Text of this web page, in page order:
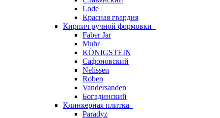
Lode
Красная гвардия
Кирпич ручной формовки
Faber Jar
Muhr
KÖNIGSTEIN
Сафоновский
Nelissen
Roben
Vandersanden
Богадинский
Клинкерная плитка
Paradyz